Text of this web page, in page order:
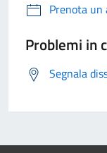
Prenota
Problemi in
Segnala